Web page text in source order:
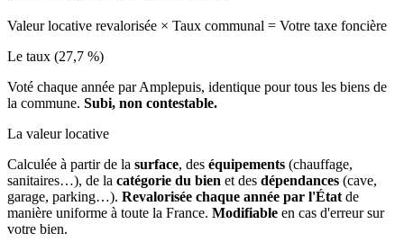
Valeur locative revalorisée × Taux communal = Votre taxe foncière
Le taux (27,7 %)
Voté chaque année par Amplepuis, identique pour tous les biens de
la commune. Subi, non contestable.
La valeur locative
Calculée à partir de la surface, des équipements (chauffage,
sanitaires…), de la catégorie du bien et des dépendances (cave,
garage, parking…). Revalorisée chaque année par l'Étatde
manière uniforme à toute la France. Modifiable en cas d'erreur sur
votre bien.